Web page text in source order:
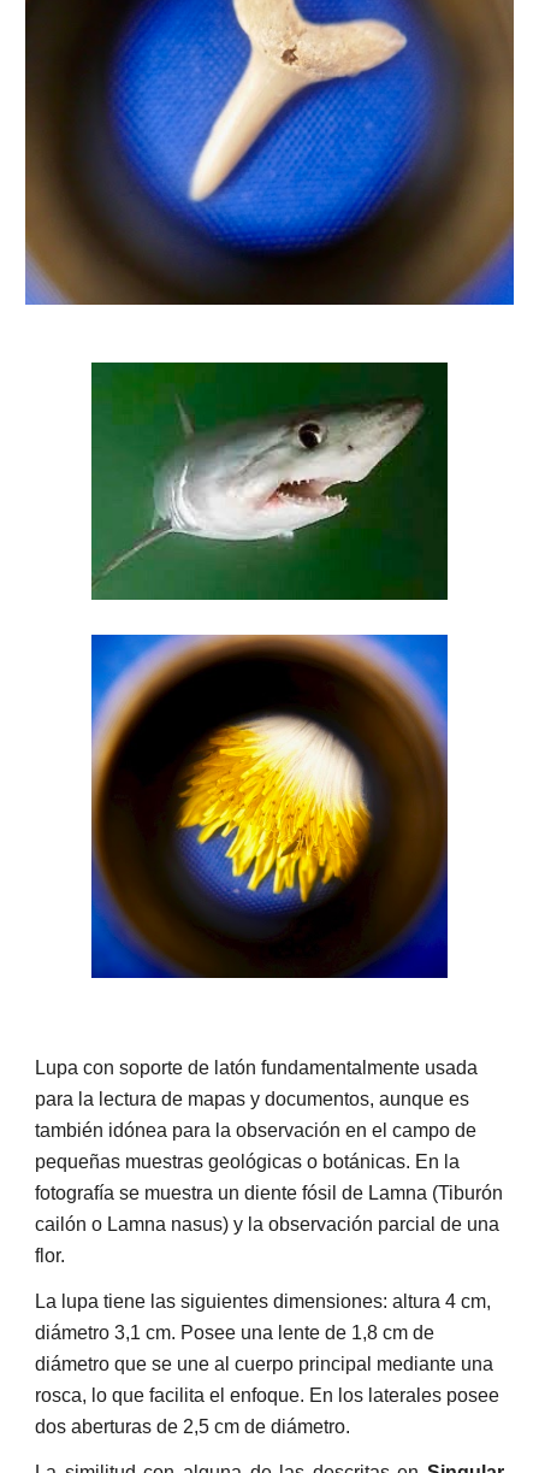
Lupa con soporte de latón fundamentalmente usada
para la lectura de mapas y documentos, aunque es
también idónea para la observación en el campo de
pequeñas muestras geológicas o botánicas. En la
fotografía se muestra un diente fósil de Lamna (Tiburón
cailón o Lamna nasus) y la observación parcial de una
flor.
La lupa tiene las siguientes dimensiones: altura 4 cm,
diámetro 3,1 cm. Posee una lente de 1,8 cm de
diámetro que se une al cuerpo principal mediante una
rosca, lo que facilita el enfoque. En los laterales posee
dos aberturas de 2,5 cm de diámetro.